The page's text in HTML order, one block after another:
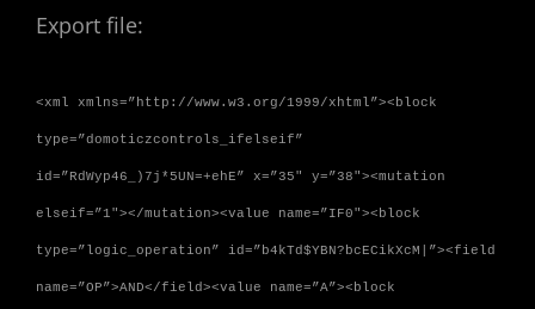
Export file:
<xml xmlns=”http://www.w3.org/1999/xhtml”><block
type=”domoticzcontrols_ifelseif”
id=”RdWyp46_)7j*5UN=+ehE” x=”35″ y=”38″><mutation
elseif=”1″></mutation><value name=”IF0″><block
type=”logic_operation” id=”b4kTd$YBN?bcECikXcM|”><field
name=”OP”>AND</field><value name=”A”><block